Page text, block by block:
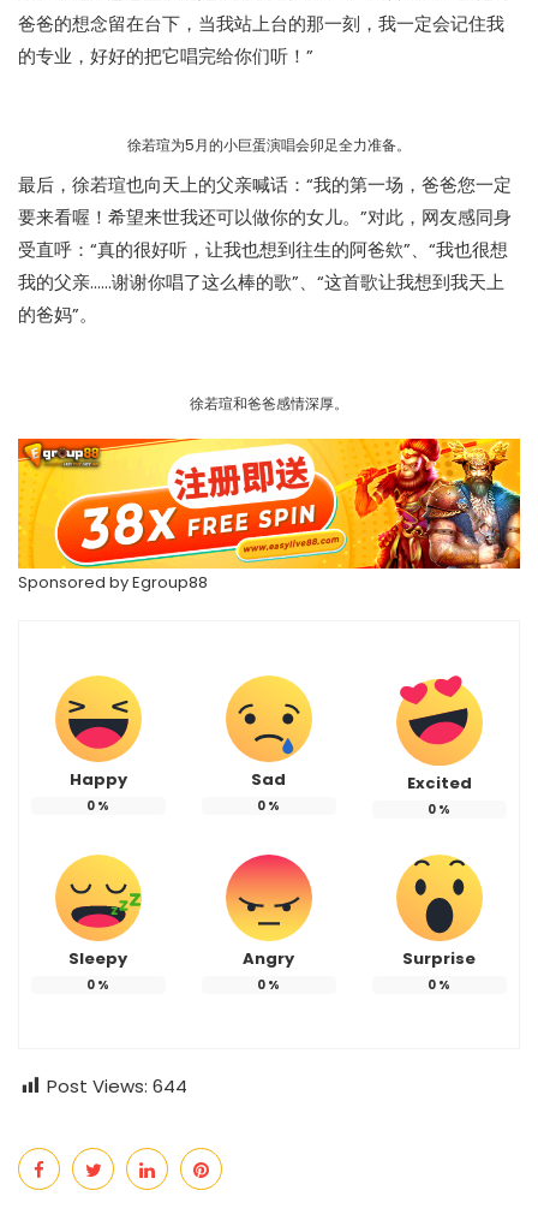
爸爸的想念留在台下，当我站上台的那一刻，我一定会记住我
的专业，好好的把它唱完给你们听！”
徐若瑄为5月的小巨蛋演唱会卯足全力准备。
最后，徐若瑄也向天上的父亲喊话：“我的第一场，爸爸您一定
要来看喔！希望来世我还可以做你的女儿。”对此，网友感同身
受直呼：“真的很好听，让我也想到往生的阿爸欸”、“我也很想
我的父亲……谢谢你唱了这么棒的歌”、“这首歌让我想到我天上
的爸妈”。
徐若瑄和爸爸感情深厚。
Sponsored byEgroup88
Happy
0 %
Sad
0 %
Excited
0 %
Sleepy
0 %
Angry
0 %
Surprise
0 %
Post Views: 644